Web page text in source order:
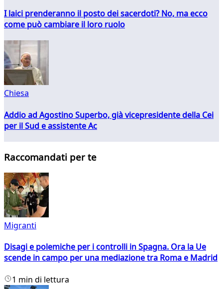
I laici prenderanno il posto dei sacerdoti? No, ma ecco
come può cambiare il loro ruolo
Chiesa
Addio ad Agostino Superbo, già vicepresidente della Cei
per il Sud e assistente Ac
Raccomandati per te
Migranti
Disagi e polemiche per i controlli in Spagna. Ora la Ue
scende in campo per una mediazione tra Roma e Madrid
1 min di lettura